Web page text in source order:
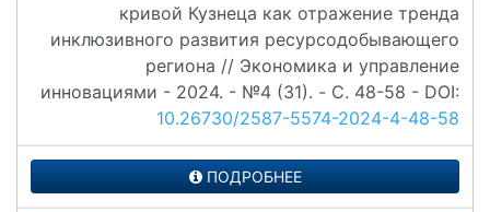
кривой Кузнеца как отражение тренда
инклюзивного развития ресурсодобывающего
региона // Экономика и управление
инновациями - 2024. - №4 (31). - C. 48-58 - DOI:
10.26730/2587-5574-2024-4-48-58
ПОДРОБНЕЕ